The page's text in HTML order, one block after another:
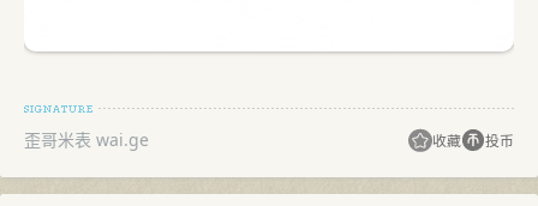
歪哥米表 wai.ge 收藏 投币